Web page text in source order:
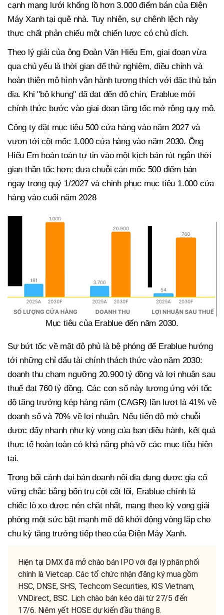
cạnh mạng lưới khổng lồ hơn 3.000 điểm bán của Điện
Máy Xanh tại quê nhà. Tuy nhiên, sự chênh lệch này
thực chất phản chiếu một chiến lược có chủ đích.
Theo lý giải của ông Đoàn Văn Hiểu Em, giai đoạn vừa
qua chủ yếu là thời gian để thử nghiệm, điều chỉnh và
hoàn thiện mô hình vận hành tương thích với đặc thù bản
địa. Khi "bộ khung" đã đạt đến độ chín, Erablue mới
chính thức bước vào giai đoạn tăng tốc mở rộng quy mô.
Công ty đặt mục tiêu 500 cửa hàng vào năm 2027 và
vươn tới cột mốc 1.000 cửa hàng vào năm 2030. Ông
Hiểu Em hoàn toàn tự tin vào một kịch bản rút ngắn thời
gian thần tốc hơn: đưa chuỗi cán mốc 500 điểm bán
ngay trong quý 1/2027 và chinh phục mục tiêu 1.000 cửa
hàng vào cuối năm 2028
Mục tiêu của Erablue đến năm 2030.
Sự bứt tốc về mặt độ phủ là bệ phóng để Erablue hướng
tới những chỉ dấu tài chính thách thức vào năm 2030:
doanh thu chạm ngưỡng 20.900 tỷ đồng và lợi nhuận sau
thuế đạt 760 tỷ đồng. Các con số này tương ứng với tốc
độ tăng trưởng kép hàng năm (CAGR) lần lượt là 41% về
doanh số và 70% về lợi nhuận. Nếu tiến độ mở chuỗi
được đẩy nhanh như kỳ vọng của ban điều hành, kết quả
thực tế hoàn toàn có khả năng phá vỡ các mục tiêu hiện
tại.
Trong bối cảnh đại bản doanh nội địa đang được gia cố
vững chắc bằng bốn trụ cột cốt lõi, Erablue chính là
chiếc lò xo được nén chặt nhất, mang theo kỳ vọng giải
phóng một sức bật mạnh mẽ để khởi động vòng lặp cho
chu kỳ tăng trưởng tiếp theo của Điện Máy Xanh.
Hiện tại DMX đã mở chào bán IPO với đại lý phân phối
chính là Vietcap. Các tổ chức nhận đăng ký mua gồm
HSC, DNSE, SHS, Techcom Securities, KIS Vietnam,
VNDirect, BSC. Lịch chào bán kéo dài từ 27/5 đến
17/6. Niêm yết HOSE dự kiến đầu tháng 8.